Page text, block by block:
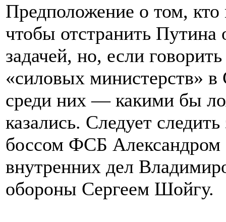
Предположение о том,
чтобы отстранить Путина
задачей, но, если
«силовых министерств»
среди них — какими бы
казались. Следует
боссом ФСБ
внутренних дел
обороны Сергеем Шойгу.